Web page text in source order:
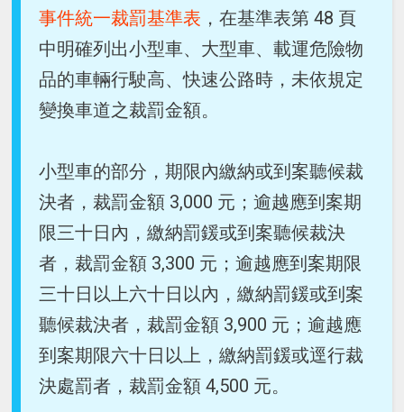
事件統一裁罰基準表 ，在基準表第 48 頁
中明確列出小型車、大型車、載運危險物
品的車輛行駛高、快速公路時，未依規定
變換車道之裁罰金額。
小型車的部分，期限內繳納或到案聽候裁
決者，裁罰金額 3,000 元；逾越應到案期
限三十日內，繳納罰鍰或到案聽候裁決
者，裁罰金額 3,300 元；逾越應到案期限
三十日以上六十日以內，繳納罰鍰或到案
聽候裁決者，裁罰金額 3,900 元；逾越應
到案期限六十日以上，繳納罰鍰或逕行裁
決處罰者，裁罰金額 4,500 元。